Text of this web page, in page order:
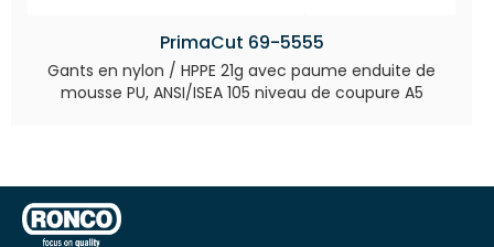
PrimaCut 69-5555
Gants en nylon / HPPE 21g avec paume enduite de
mousse PU, ANSI/ISEA 105 niveau de coupure A5